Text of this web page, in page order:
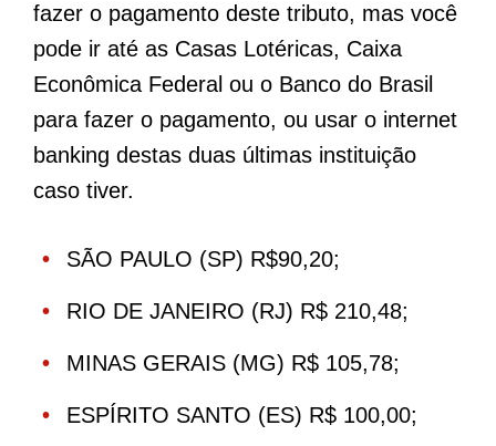
fazer o pagamento deste tributo, mas você
pode ir até as Casas Lotéricas, Caixa
Econômica Federal ou o Banco do Brasil
para fazer o pagamento, ou usar o internet
banking destas duas últimas instituição
caso tiver.
SÃO PAULO (SP) R$90,20;
RIO DE JANEIRO (RJ) R$ 210,48;
MINAS GERAIS (MG) R$ 105,78;
ESPÍRITO SANTO (ES) R$ 100,00;